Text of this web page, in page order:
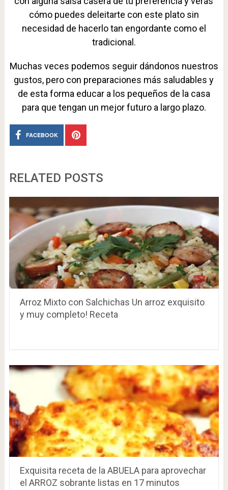
cómo puedes deleitarte con este plato sin
necesidad de hacerlo tan engordante como el
tradicional.
Muchas veces podemos seguir dándonos nuestros
gustos, pero con preparaciones más saludables y
de esta forma educar a los pequeños de la casa
para que tengan un mejor futuro a largo plazo.
FACEBOOK
RELATED POSTS
Arroz Mixto con Salchichas Un arroz exquisito
y muy completo! Receta
Exquisita receta de la ABUELA para aprovechar
el ARROZ sobrante listas en 17 minutos